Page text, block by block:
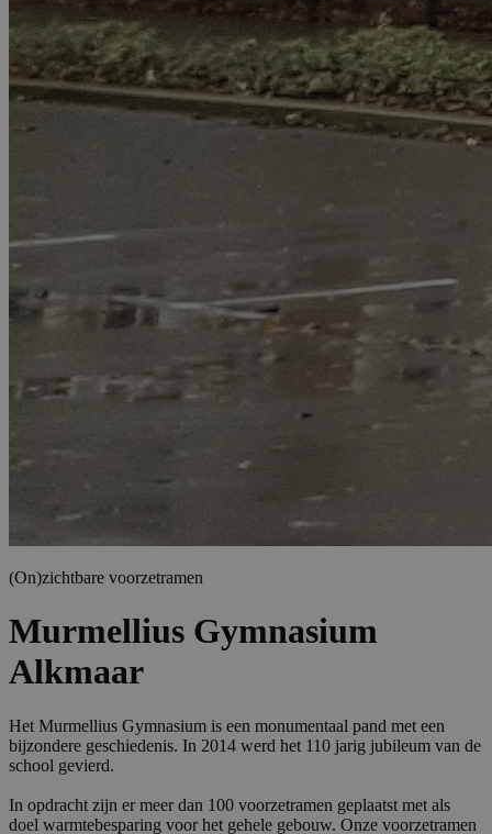
(On)zichtbare voorzetramen
Murmellius Gymnasium
Alkmaar
Het Murmellius Gymnasium is een monumentaal pand met een
bijzondere geschiedenis. In 2014 werd het 110 jarig jubileum van de
school gevierd.
In opdracht zijn er meer dan 100 voorzetramen geplaatst met als
doel warmtebesparing voor het gehele gebouw. Onze voorzetramen